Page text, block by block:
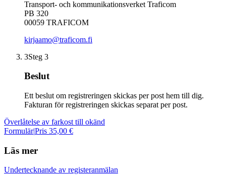
Transport- och kommunikationsverket Traficom
PB 320
00059 TRAFICOM
kirjaamo@traficom.fi
3Steg 3
Beslut
Ett beslut om registreringen skickas per post hem till dig.
Fakturan för registreringen skickas separat per post.
Överlåtelse av farkost till okänd
Formulär|Pris 35,00 €
Läs mer
Undertecknande av registeranmälan